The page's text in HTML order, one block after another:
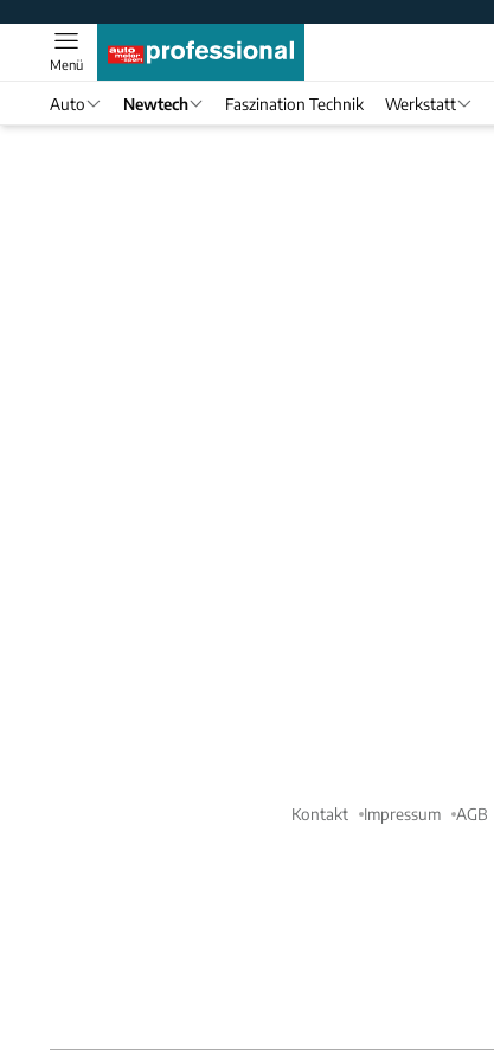
Menü
Auto Newtech Faszination Technik Werkstatt
Kontakt Impressum AGB